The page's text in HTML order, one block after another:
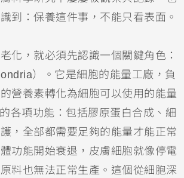
到：保養這件事，不能只看表面。
化，就必須先認識一個關鍵角色：
）。它是細胞的能量工廠，負
營養素轉化為細胞可以使用的能量
各項功能：包括膠原蛋白合成、細
，全部都需要足夠的能量才能正常
功能開始衰退，皮膚細胞就像停電
料也無法正常生產。這個從細胞深